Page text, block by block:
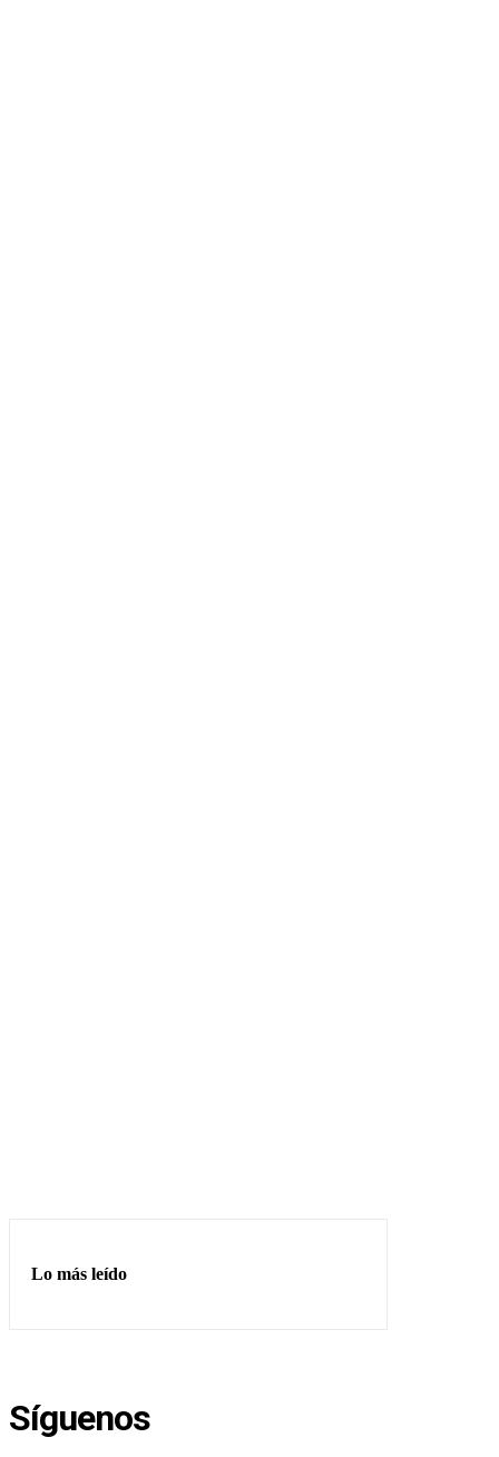
Lo más leído
Síguenos